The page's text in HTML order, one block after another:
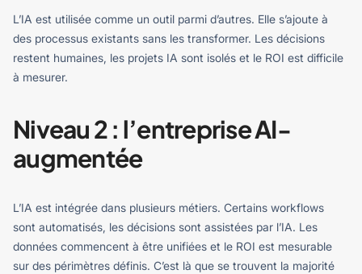
L’IA est utilisée comme un outil parmi d’autres. Elle s’ajoute à
des processus existants sans les transformer. Les décisions
restent humaines, les projets IA sont isolés et le ROI est difficile
à mesurer.
Niveau 2 : l’entreprise AI-
augmentée
L’IA est intégrée dans plusieurs métiers. Certains workflows
sont automatisés, les décisions sont assistées par l’IA. Les
données commencent à être unifiées et le ROI est mesurable
sur des périmètres définis. C’est là que se trouvent la majorité